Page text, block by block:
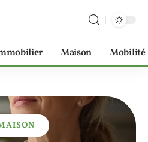
Maison Mobilité